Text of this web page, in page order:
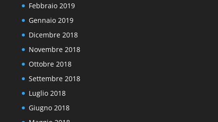
Febbraio 2019
Gennaio 2019
Dicembre 2018
Novembre 2018
Ottobre 2018
Settembre 2018
Luglio 2018
Giugno 2018